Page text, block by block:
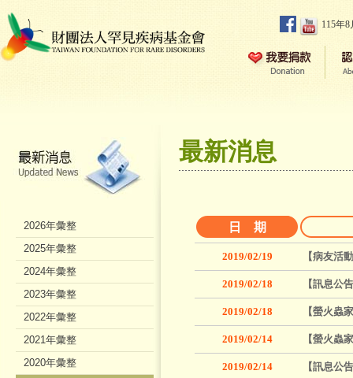
115年
最新消息
日 期
2019/02/19 【病友活
2019/02/18 【訊息公
2019/02/18 【螢火蟲
2019/02/14 【螢火蟲
2019/02/14 【訊息公
2026年彙整
2025年彙整
2024年彙整
2023年彙整
2022年彙整
2021年彙整
2020年彙整